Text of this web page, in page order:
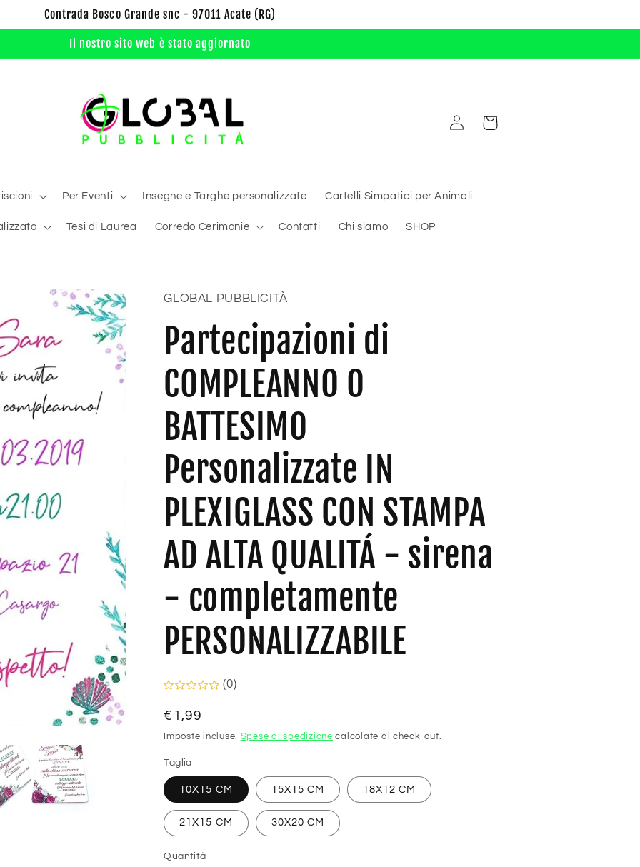
Contrada Bosco Grande snc - 97011 Acate (RG)
Il nostro sito web è stato aggiornato
Per Eventi Insegne e Targhe personalizzate Cartelli Simpatici per Animali
Tesi di Laurea Corredo Cerimonie Contatti Chi siamo SHOP
Accedi Carrello
GLOBAL PUBBLICITÀ
Partecipazioni di
COMPLEANNO O
BATTESIMO
Personalizzate IN
PLEXIGLASS CON STAMPA
AD ALTA QUALITÁ - sirena
- completamente
PERSONALIZZABILE
(0)
Prezzo
di
€1,99
Imposte incluse. Spese di spedizione calcolate al check-out.
Taglia
10X15 CM 15X15 CM 18X12 CM
21X15 CM 30X20 CM
Quantità